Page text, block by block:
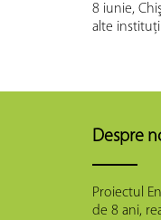
8 iunie,
alte
Despre
Proiectul
de 8 ani,